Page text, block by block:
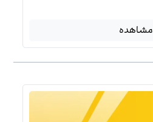
مشاهده